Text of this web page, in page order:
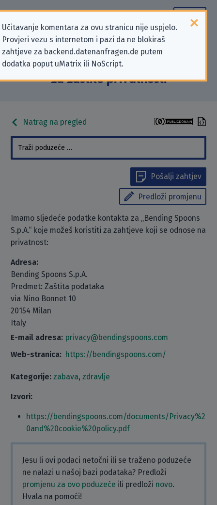
Učitavanje komentara za ovu stranicu nije uspjelo.
Provjeri vezu s internetom i pazi da ne blokiraš
zahtjeve za backend.datenanfragen.de putem
dodatka poput uMatrix ili NoScript.
Podaci kontakta „Bending Spoons
S.p.A.” koji se odnose na zahtjeve
za zaštitu privatnosti
Natrag na pregled
Pošalji zahtjev
Predloži promjenu
Imamo sljedeće podatke kontakta za „Bending Spoons
S.p.A.“ koje možeš koristiti za zahtjeve koji se odnose na
privatnost:
Adresa:
Bending Spoons S.p.A.
Predmet: Zaštita podataka
via Nino Bonnet 10
20154 Milan
Italy
E-mail adresa: privacy@bendingspoons.com
Web-stranica: https://bendingspoons.com/
Kategorije: zabava,zdravlje
Izvori:
https://bendingspoons.com/documents/Privacy%2
0and%20cookie%20policy.pdf
Jesu li ovi podaci netočni ili se traženo poduzeće
ne nalazi u našoj bazi podataka? Predloži
promjenu za ovo poduzeće ili predloži novo.
Hvala na pomoći!